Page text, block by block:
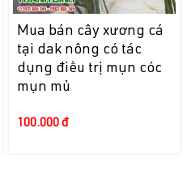
Mua bán cây xương cá
tại dak nông có tác
dụng điều trị mụn cóc
mụn mủ
100.000 đ